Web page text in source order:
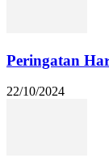
Peringatan
22/10/2024